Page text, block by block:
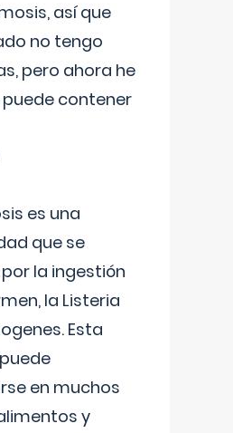
así que
no tengo
pero ahora he
puede contener
es una
que se
la ingestión
la Listeria
Esta
en muchos
y